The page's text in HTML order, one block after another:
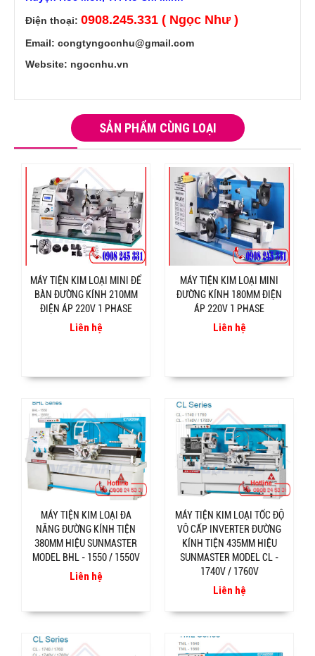
Điện thoại: 0908.245.331 ( Ngọc Như )
Email: congtyngocnhu@gmail.com
Website: ngocnhu.vn
SẢN PHẨM CÙNG LOẠI
MÁY TIỆN KIM LOẠI MINI ĐỂ
BÀN ĐƯỜNG KÍNH 210MM
ĐIỆN ÁP 220V 1 PHASE
Liên hệ
MÁY TIỆN KIM LOẠI MINI
ĐƯỜNG KÍNH 180MM ĐIỆN
ÁP 220V 1 PHASE
Liên hệ
MÁY TIỆN KIM LOẠI ĐA
NĂNG ĐƯỜNG KÍNH TIỆN
380MM HIỆU SUNMASTER
MODEL BHL - 1550 / 1550V
Liên hệ
MÁY TIỆN KIM LOẠI TỐC ĐỘ
VÔ CẤP INVERTER ĐƯỜNG
KÍNH TIỆN 435MM HIỆU
SUNMASTER MODEL CL -
1740V / 1760V
Liên hệ